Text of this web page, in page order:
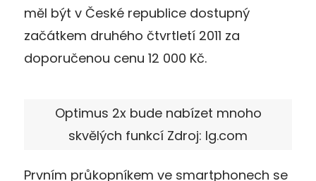
měl být v České republice dostupný
začátkem druhého čtvrtletí 2011 za
doporučenou cenu 12 000 Kč.
Optimus 2x bude nabízet mnoho
skvělých funkcí Zdroj: lg.com
Prvním průkopníkem ve smartphonech se